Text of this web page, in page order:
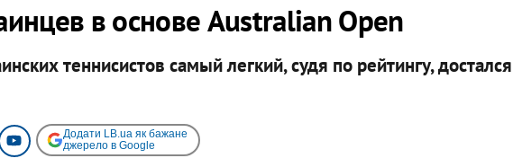
в основе Australian Open
теннисистов самый легкий, судя по рейтингу, достался
Додати LB.ua як бажане
джерело в Google